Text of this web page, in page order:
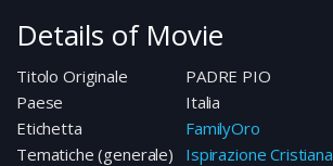
Details of Movie
Titolo Originale
PADRE PIO
Paese
Italia
Etichetta
FamilyOro
Tematiche (generale)
Ispirazione Cristiana